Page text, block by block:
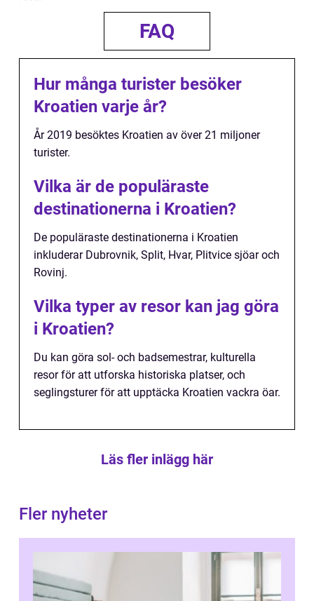
FAQ
Hur många turister besöker
Kroatien varje år?
År 2019 besöktes Kroatien av över 21 miljoner
turister.
Vilka är de populäraste
destinationerna i Kroatien?
De populäraste destinationerna i Kroatien
inkluderar Dubrovnik, Split, Hvar, Plitvice sjöar och
Rovinj.
Vilka typer av resor kan jag göra
i Kroatien?
Du kan göra sol- och badsemestrar, kulturella
resor för att utforska historiska platser, och
seglingsturer för att upptäcka Kroatien vackra öar.
Läs fler inlägg här
Fler nyheter